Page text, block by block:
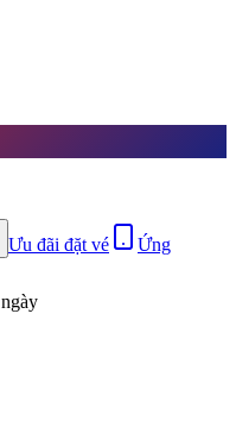
Ưu đãi đặt vé
Ứng